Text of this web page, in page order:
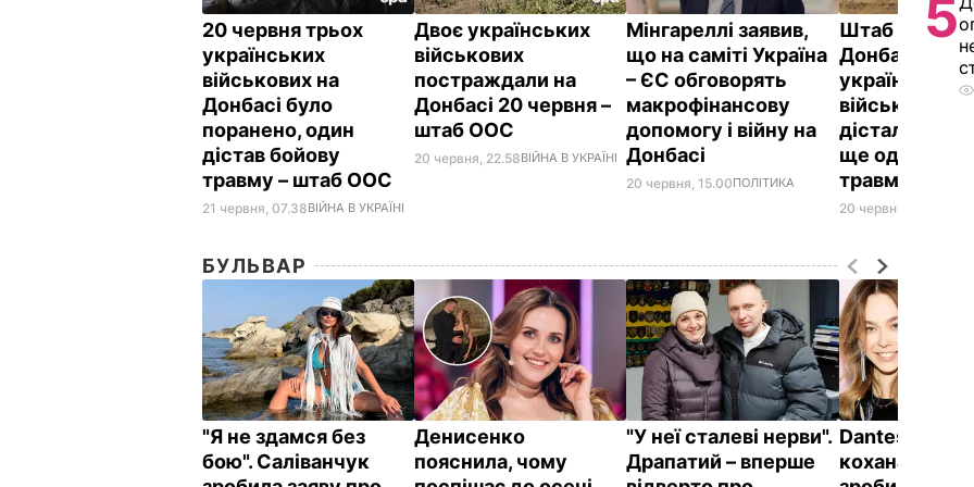
20 червня трьох
українських
військових на
Донбасі було
поранено, один
дістав бойову
травму – штаб ООС
21 червня, 07.38ВІЙНА В УКРАЇНІ
Двоє українських
військових
постраждали на
Донбасі 20 червня –
штаб ООС
20 червня, 22.58ВІЙНА В УКРАЇНІ
Мінгареллі заявив,
що на саміті Україна
– ЄС обговорять
макрофінансову
допомогу і війну на
Донбасі
20 червня, 15.00ПОЛІТИКА
Штаб ООС:
Донбасі
український
військовий,
дістали
ще один –
травму
20 червня, 08.10
БУЛЬВАР
"Я не здамся без
бою". Саліванчук
Денисенко
пояснила, чому
"У неї сталеві нерви".
Драпатий – вперше
Dantes і його
кохана
5